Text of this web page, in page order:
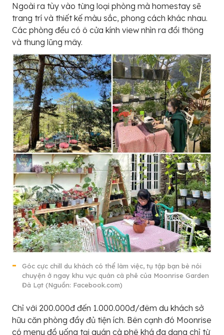
Ngoài ra tùy vào từng loại phòng mà homestay sẽ
trang trí và thiết kế màu sắc, phong cách khác nhau.
Các phòng đều có ô cửa kính view nhìn ra đồi thông
và thung lũng mây.
Góc cực chill du khách có thể làm việc, tụ tập bạn bè nói
chuyện ở ngay khu vực quán cà phê của Moonrise Garden
Đà Lạt (Nguồn: Facebook.com)
Chỉ với 200.000đ đến 1.000.000đ/đêm du khách sở
hữu căn phòng đầy đủ tiện ích. Bên cạnh đó Moonrise
có menu đồ uống tại quán cà phê khá đa dạng chỉ từ